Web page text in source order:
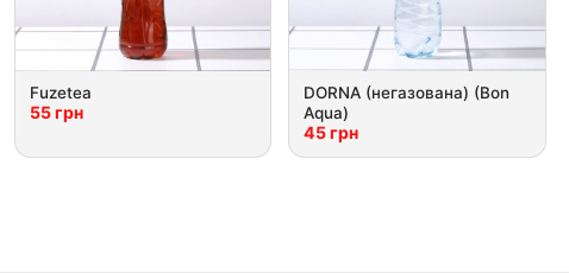
Fuzeteа
55 грн
DORNA (негазована) (Bon
Aqua)
45 грн